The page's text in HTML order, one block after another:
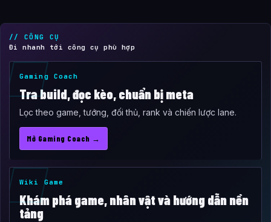
// CÔNG CỤ
Đi nhanh tới công cụ phù hợp
Gaming Coach
Tra build, đọc kèo, chuẩn bị meta
Lọc theo game, tướng, đối thủ, rank và chiến lược lane.
Mở Gaming Coach →
Wiki Game
Khám phá game, nhân vật và hướng dẫn nền
tảng